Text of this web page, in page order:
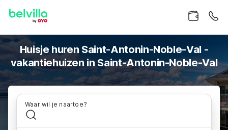
Huisje huren Saint-Antonin-Noble-Val -
vakantiehuizen in Saint-Antonin-Noble-Val
Waar wil je naartoe?